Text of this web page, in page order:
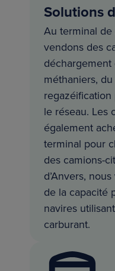
Solutions
Au terminal
vendons des
méthaniers,
le réseau. Les
également
terminal pour
des camions-
d’Anvers,
de la capacité
navires
carburant.